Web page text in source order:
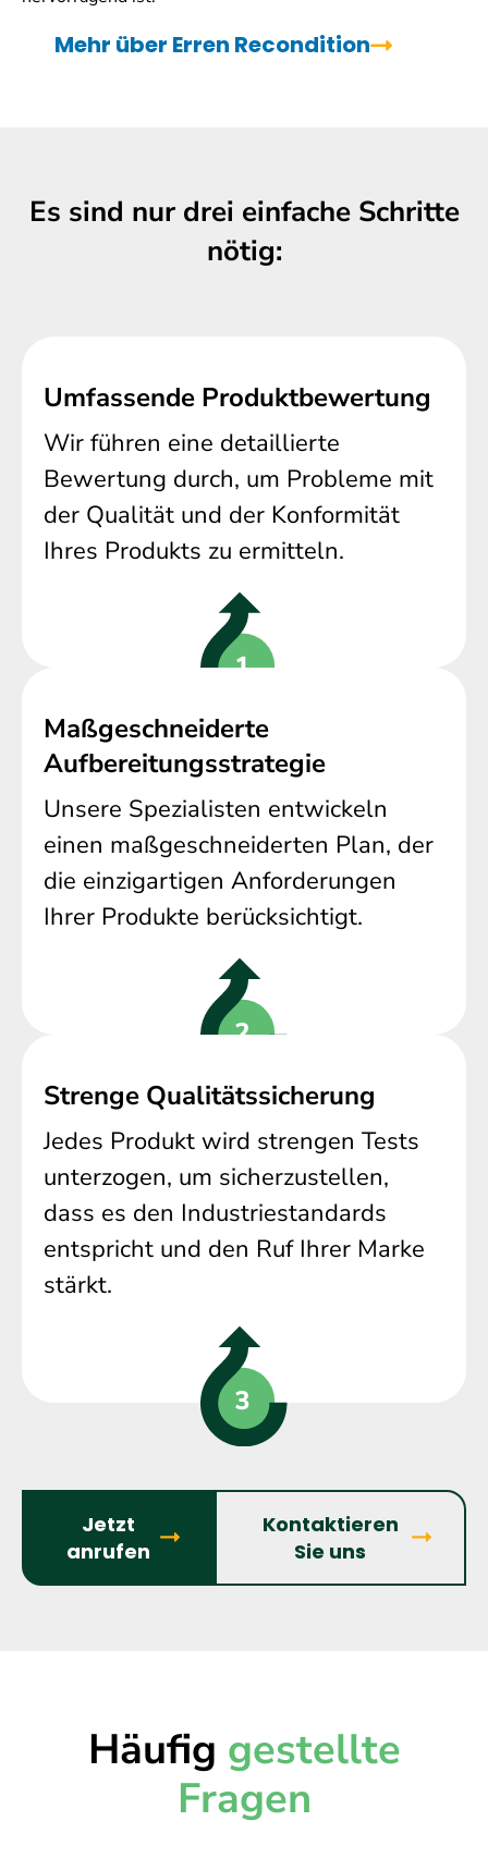
Mehr über Erren Recondition
Es sind nur drei einfache Schritte
nötig:
Umfassende Produktbewertung
Wir führen eine detaillierte
Bewertung durch, um Probleme mit
der Qualität und der Konformität
Ihres Produkts zu ermitteln.
Maßgeschneiderte
Aufbereitungsstrategie
Unsere Spezialisten entwickeln
einen maßgeschneiderten Plan, der
die einzigartigen Anforderungen
Ihrer Produkte berücksichtigt.
Strenge Qualitätssicherung
Jedes Produkt wird strengen Tests
unterzogen, um sicherzustellen,
dass es den Industriestandards
entspricht und den Ruf Ihrer Marke
stärkt.
Jetzt
anrufen
Kontaktieren
Sie uns
Häufig gestellte
Fragen